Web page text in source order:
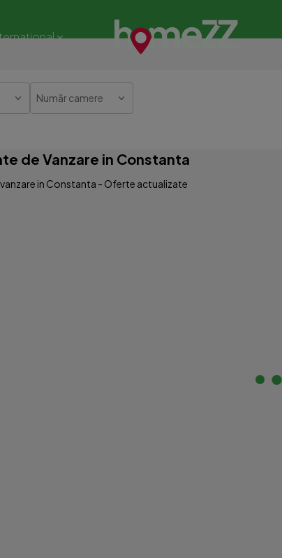
Număr camere
de Vanzare in Constanta
in Constanta - Oferte actualizate